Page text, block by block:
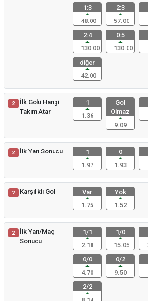
1:3
48.00
2:3
57.00
2:4
130.00
0:5
130.00
diğer
42.00
2
İlk Golü Hangi
Takım Atar
1
1.36
Gol
Olmaz
9.09
2 İlk Yarı Sonucu
1
1.97
0
1.93
2 Karşılıklı Gol
Var
1.75
Yok
1.52
2
İlk Yarı/Maç
Sonucu
1/1
2.18
1/0
15.05
0/0
4.70
0/2
9.50
2/2